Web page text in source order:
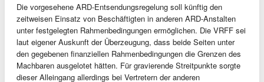
Die vorgesehene ARD-Entsendungsregelung soll künftig den
zeitweisen Einsatz von Beschäftigten in anderen ARD-Anstalten
unter festgelegten Rahmenbedingungen ermöglichen. Die VRFF sei
laut eigener Auskunft der Überzeugung, dass beide Seiten unter
den gegebenen finanziellen Rahmenbedingungen die Grenzen des
Machbaren ausgelotet hätten. Für gravierende Streitpunkte sorgte
dieser Alleingang allerdings bei Vertretern der anderen